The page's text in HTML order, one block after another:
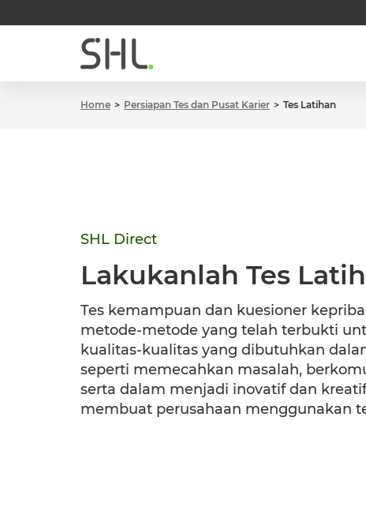
Home Persiapan Tes dan Pusat Karier Tes Latihan
SHL Direct
Lakukanlah Tes
Tes kemampuan dan kuesioner
metode-metode yang telah terbukti
kualitas-kualitas yang dibutuhkan
seperti memecahkan masalah,
serta dalam menjadi inovatif dan
membuat perusahaan menggunakan